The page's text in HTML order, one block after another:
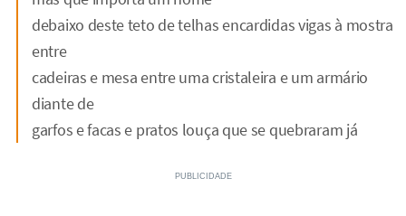
debaixo deste teto de telhas encardidas vigas à mostra
entre
cadeiras e mesa entre uma cristaleira e um armário
diante de
garfos e facas e pratos louça que se quebraram já